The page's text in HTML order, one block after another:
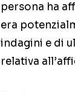
persona ha
era
indagini e di
relativa